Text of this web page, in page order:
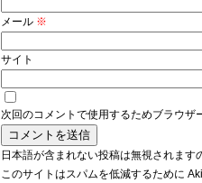
メール ※
サイト
次回のコメントで使用するためブラウザ
日本語が含まれない投稿は無視されます
このサイトはスパムを低減するために